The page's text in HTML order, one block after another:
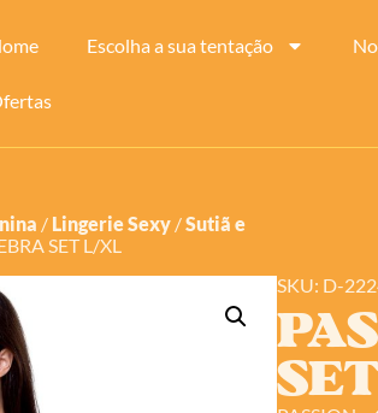
Escolha a sua tentação
/ Lingerie Sexy /Sutiã e
SET L/XL
SKU: D-